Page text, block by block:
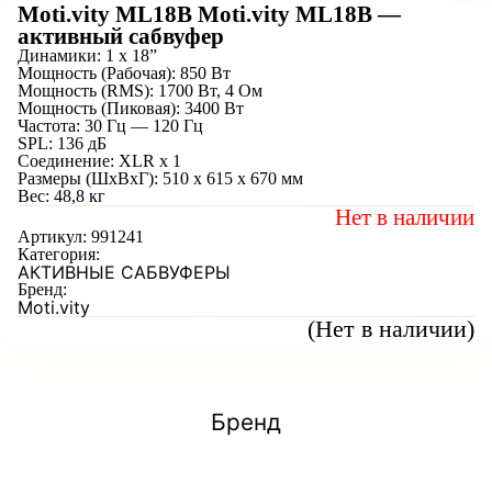
Moti.vity ML18B Moti.vity ML18B —
активный сабвуфер
(Нет в наличии)
Динамики: 1 х 18”
Мощность (Рабочая): 850 Вт
Мощность (RMS): 1700 Вт, 4 Ом
Мощность (Пиковая): 3400 Вт
Частота: 30 Гц — 120 Гц
SPL: 136 дБ
Соединение: XLR х 1
Размеры (ШхВхГ): 510 x 615 x 670 мм
Вес: 48,8 кг
Нет в наличии
Артикул: 991241
Категория:
АКТИВНЫЕ САБВУФЕРЫ
Бренд:
Moti.vity
Бренд